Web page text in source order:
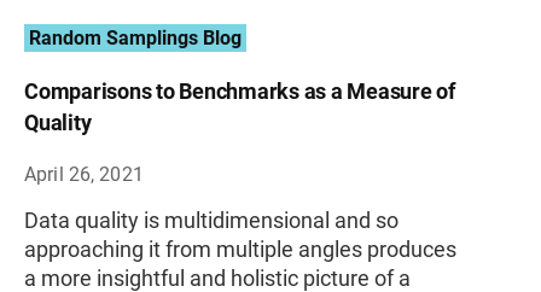
Random Samplings Blog
Comparisons to Benchmarks as a Measure of
Quality
April 26, 2021
Data quality is multidimensional and so
approaching it from multiple angles produces
a more insightful and holistic picture of a